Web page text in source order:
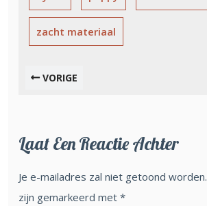
zacht materiaal
VORIGE
Laat Een Reactie Achter
Je e-mailadres zal niet getoond worden.
zijn gemarkeerd met *